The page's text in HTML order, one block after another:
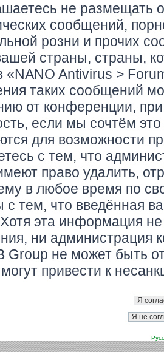
не размещать
сообщений,
розни и прочих
страны, страны,
Antivirus >
таких сообщений
от конференции,
если мы сочтём
для возможности
с тем, что
право удалить,
в любое время по
с тем, что введённая
эта информация
ни администрация
Group не может быть
привести к